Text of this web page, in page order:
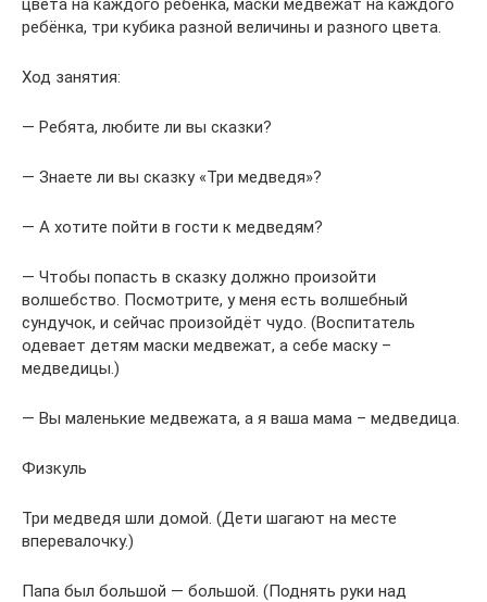
цвета на каждого ребёнка, маски медвежат на каждого
ребёнка, три кубика разной величины и разного цвета.
Ход занятия:
— Ребята, любите ли вы сказки?
— Знаете ли вы сказку «Три медведя»?
— А хотите пойти в гости к медведям?
— Чтобы попасть в сказку должно произойти
волшебство. Посмотрите, у меня есть волшебный
сундучок, и сейчас произойдёт чудо. (Воспитатель
одевает детям маски медвежат, а себе маску –
медведицы.)
— Вы маленькие медвежата, а я ваша мама – медведица.
Физкуль
Три медведя шли домой. (Дети шагают на месте
вперевалочку.)
Папа был большой — большой. (Поднять руки над